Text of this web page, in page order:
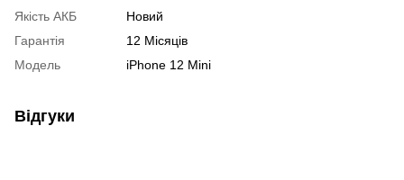
Якість АКБ
Новий
Гарантія
12 Місяців
Модель
iPhone 12 Mini
Відгуки